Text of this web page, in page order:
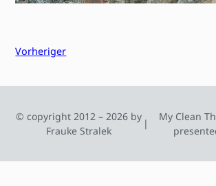
Vorheriger
© copyright 2012 – 2026 by
Frauke Stralek
|
My Clean